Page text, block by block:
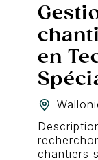
en
chantiers